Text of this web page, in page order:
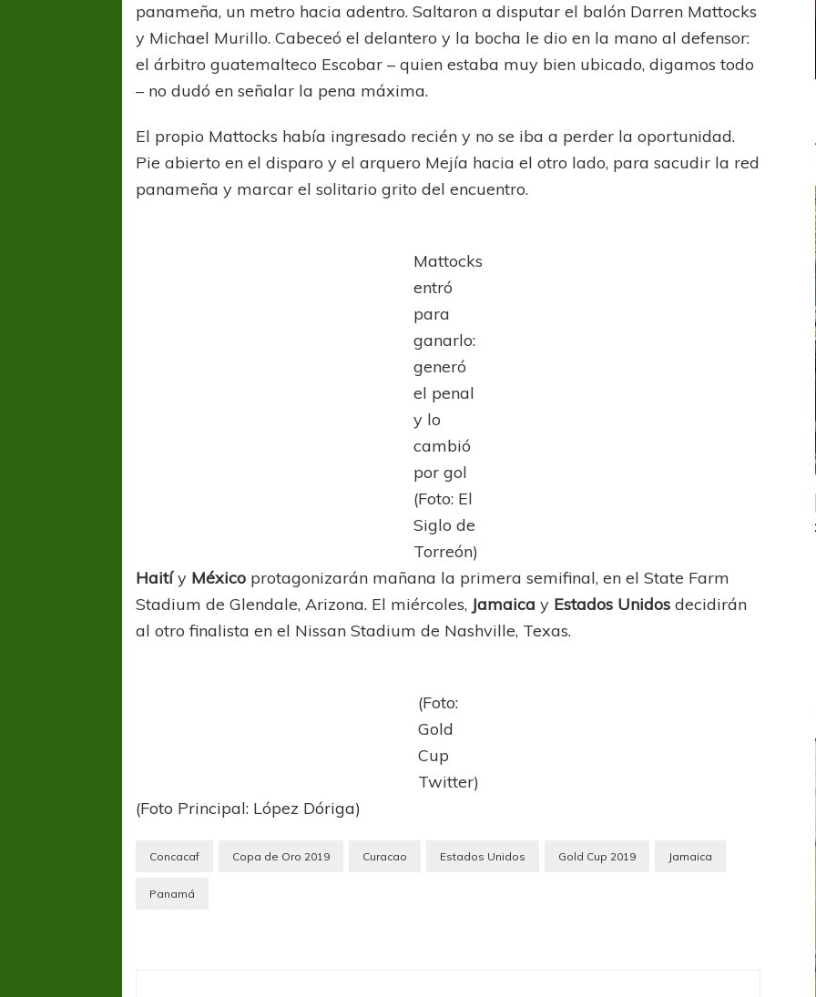
panameña, un metro hacia adentro. Saltaron a disputar el balón Darren Mattocks
y Michael Murillo. Cabeceó el delantero y la bocha le dio en la mano al defensor:
el árbitro guatemalteco Escobar – quien estaba muy bien ubicado, digamos todo
– no dudó en señalar la pena máxima.
El propio Mattocks había ingresado recién y no se iba a perder la oportunidad.
Pie abierto en el disparo y el arquero Mejía hacia el otro lado, para sacudir la red
panameña y marcar el solitario grito del encuentro.
Mattocks
entró
para
ganarlo:
generó
el penal
y lo
cambió
por gol
(Foto: El
Siglo de
Torreón)
Haitíy México protagonizarán mañana la primera semifinal, en el State Farm
Stadium de Glendale, Arizona. El miércoles, Jamaica y Estados Unidos decidirán
al otro finalista en el Nissan Stadium de Nashville, Texas.
(Foto:
Gold
Cup
Twitter)
(Foto Principal: López Dóriga)
Concacaf Copa de Oro 2019 Curacao Estados Unidos Gold Cup 2019 Jamaica
Panamá
COPA SUDAMERICANA TIGRE
A pesar de la derrota Tigre avanzó a
Octavos de Final
COPA SUDAMERICANA LANÚS
Sur Defendido